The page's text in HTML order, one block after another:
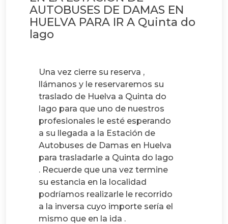
AUTOBUSES DE DAMAS EN
HUELVA PARA IR A Quinta do
lago
Una vez cierre su reserva ,
llámanos y le reservaremos su
traslado de Huelva a Quinta do
lago para que uno de nuestros
profesionales le esté esperando
a su llegada a la Estación de
Autobuses de Damas en Huelva
para trasladarle a Quinta do lago
. Recuerde que una vez termine
su estancia en la localidad
podríamos realizarle le recorrido
a la inversa cuyo importe sería el
mismo que en la ida .